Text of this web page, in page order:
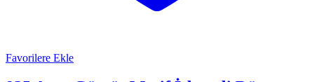
Favorilere Ekle